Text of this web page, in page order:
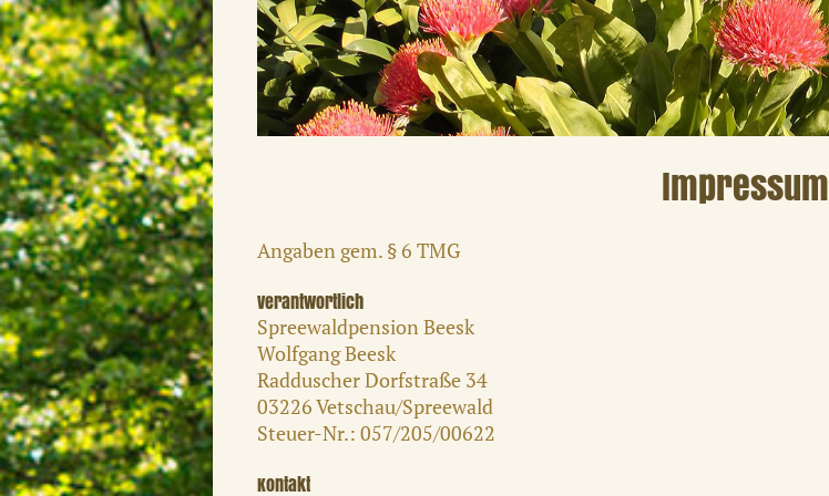
Impressum
Angaben gem. § 6 TMG
Verantwortlich
Spreewaldpension Beesk
WolfgangBeesk
Radduscher Dorfstraße 34
03226Vetschau/Spreewald
Steuer-Nr.: 057/205/00622
Kontakt